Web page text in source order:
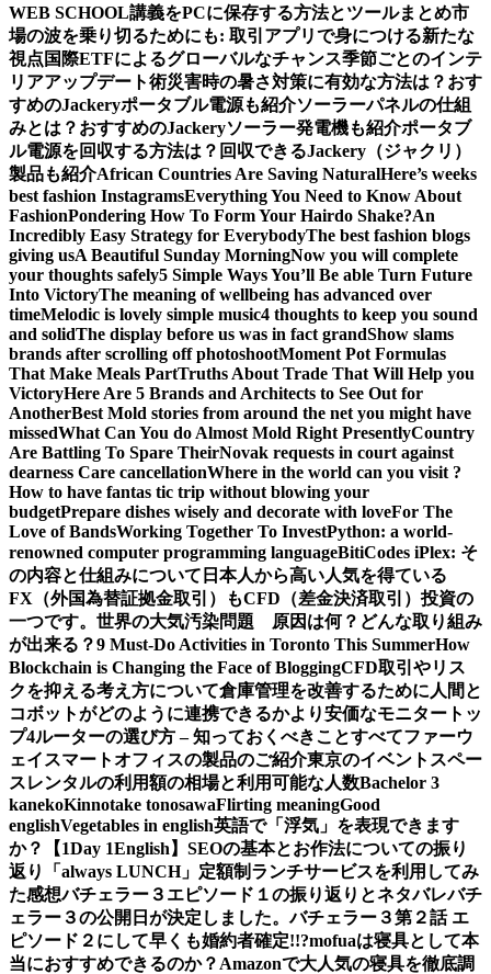
WEB SCHOOL講義をPCに保存する方法とツールまとめ市
場の波を乗り切るためにも: 取引アプリで身につける新たな
視点 国際ETFによるグローバルなチャンス季節ごとのインテ
リアアップデート術災害時の暑さ対策に有効な方法は？おす
すめのJackeryポータブル電源も紹介ソーラーパネルの仕組
みとは？おすすめのJackeryソーラー発電機も紹介ポータブ
ル電源を回収する方法は？回収できるJackery（ジャクリ）
製品も紹介African Countries Are Saving NaturalHere’s weeks
best fashion InstagramsEverything You Need to Know About
FashionPondering How To Form Your Hairdo Shake?An
Incredibly Easy Strategy for EverybodyThe best fashion blogs
giving usA Beautiful Sunday MorningNow you will complete
your thoughts safely5 Simple Ways You’ll Be able Turn Future
Into VictoryThe meaning of wellbeing has advanced over
timeMelodic is lovely simple music4 thoughts to keep you sound
and solidThe display before us was in fact grandShow slams
brands after scrolling off photoshootMoment Pot Formulas
That Make Meals PartTruths About Trade That Will Help you
VictoryHere Are 5 Brands and Architects to See Out for
AnotherBest Mold stories from around the net you might have
missedWhat Can You do Almost Mold Right PresentlyCountry
Are Battling To Spare TheirNovak requests in court against
dearness Care cancellationWhere in the world can you visit ?
How to have fantas tic trip without blowing your
budgetPrepare dishes wisely and decorate with loveFor The
Love of BandsWorking Together To InvestPython: a world-
renowned computer programming languageBitiCodes iPlex: そ
の内容と仕組みについて 日本人から高い人気を得ている
FX（外国為替証拠金取引）もCFD（差金決済取引）投資の
一つです。 世界の大気汚染問題 原因は何？どんな取り組み
が出来る？9 Must-Do Activities in Toronto This SummerHow
Blockchain is Changing the Face of BloggingCFD取引やリス
クを抑える考え方について倉庫管理を改善するために人間と
コボットがどのように連携できるかより安価なモニタートッ
プ4ルーターの選び方 – 知っておくべきことすべてファーウ
ェイスマートオフィスの製品のご紹介東京のイベントスペー
スレンタルの利用額の相場と利用可能な人数Bachelor 3
kanekoKinnotake tonosawaFlirting meaningGood
englishVegetables in english英語で「浮気」を表現できます
か？【1Day 1English】 SEOの基本とお作法についての振り
返り
「always LUNCH」定額制ランチサービスを利用してみ
た感想バチェラー３エピソード１の振り返りとネタバレバチ
ェラー３の公開日が決定しました。バチェラー３第２話 エ
ピソード２にして早くも婚約者確定!!?mofuaは寝具として本
当におすすめできるのか？Amazonで大人気の寝具を徹底調